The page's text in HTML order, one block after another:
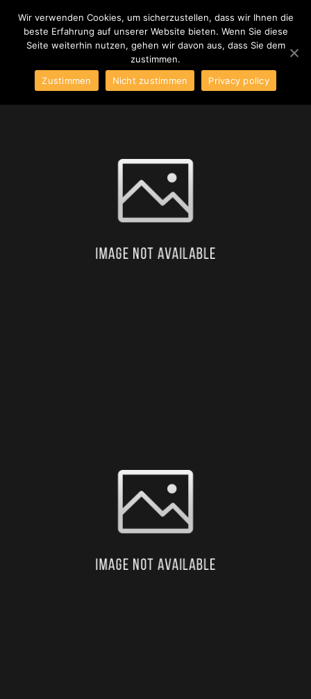
Wir verwenden Cookies, um sicherzustellen, dass wir Ihnen die
beste Erfahrung auf unserer Website bieten. Wenn Sie diese
Seite weiterhin nutzen, gehen wir davon aus, dass Sie dem
zustimmen.
Zustimmen
Nicht zustimmen Privacy policy